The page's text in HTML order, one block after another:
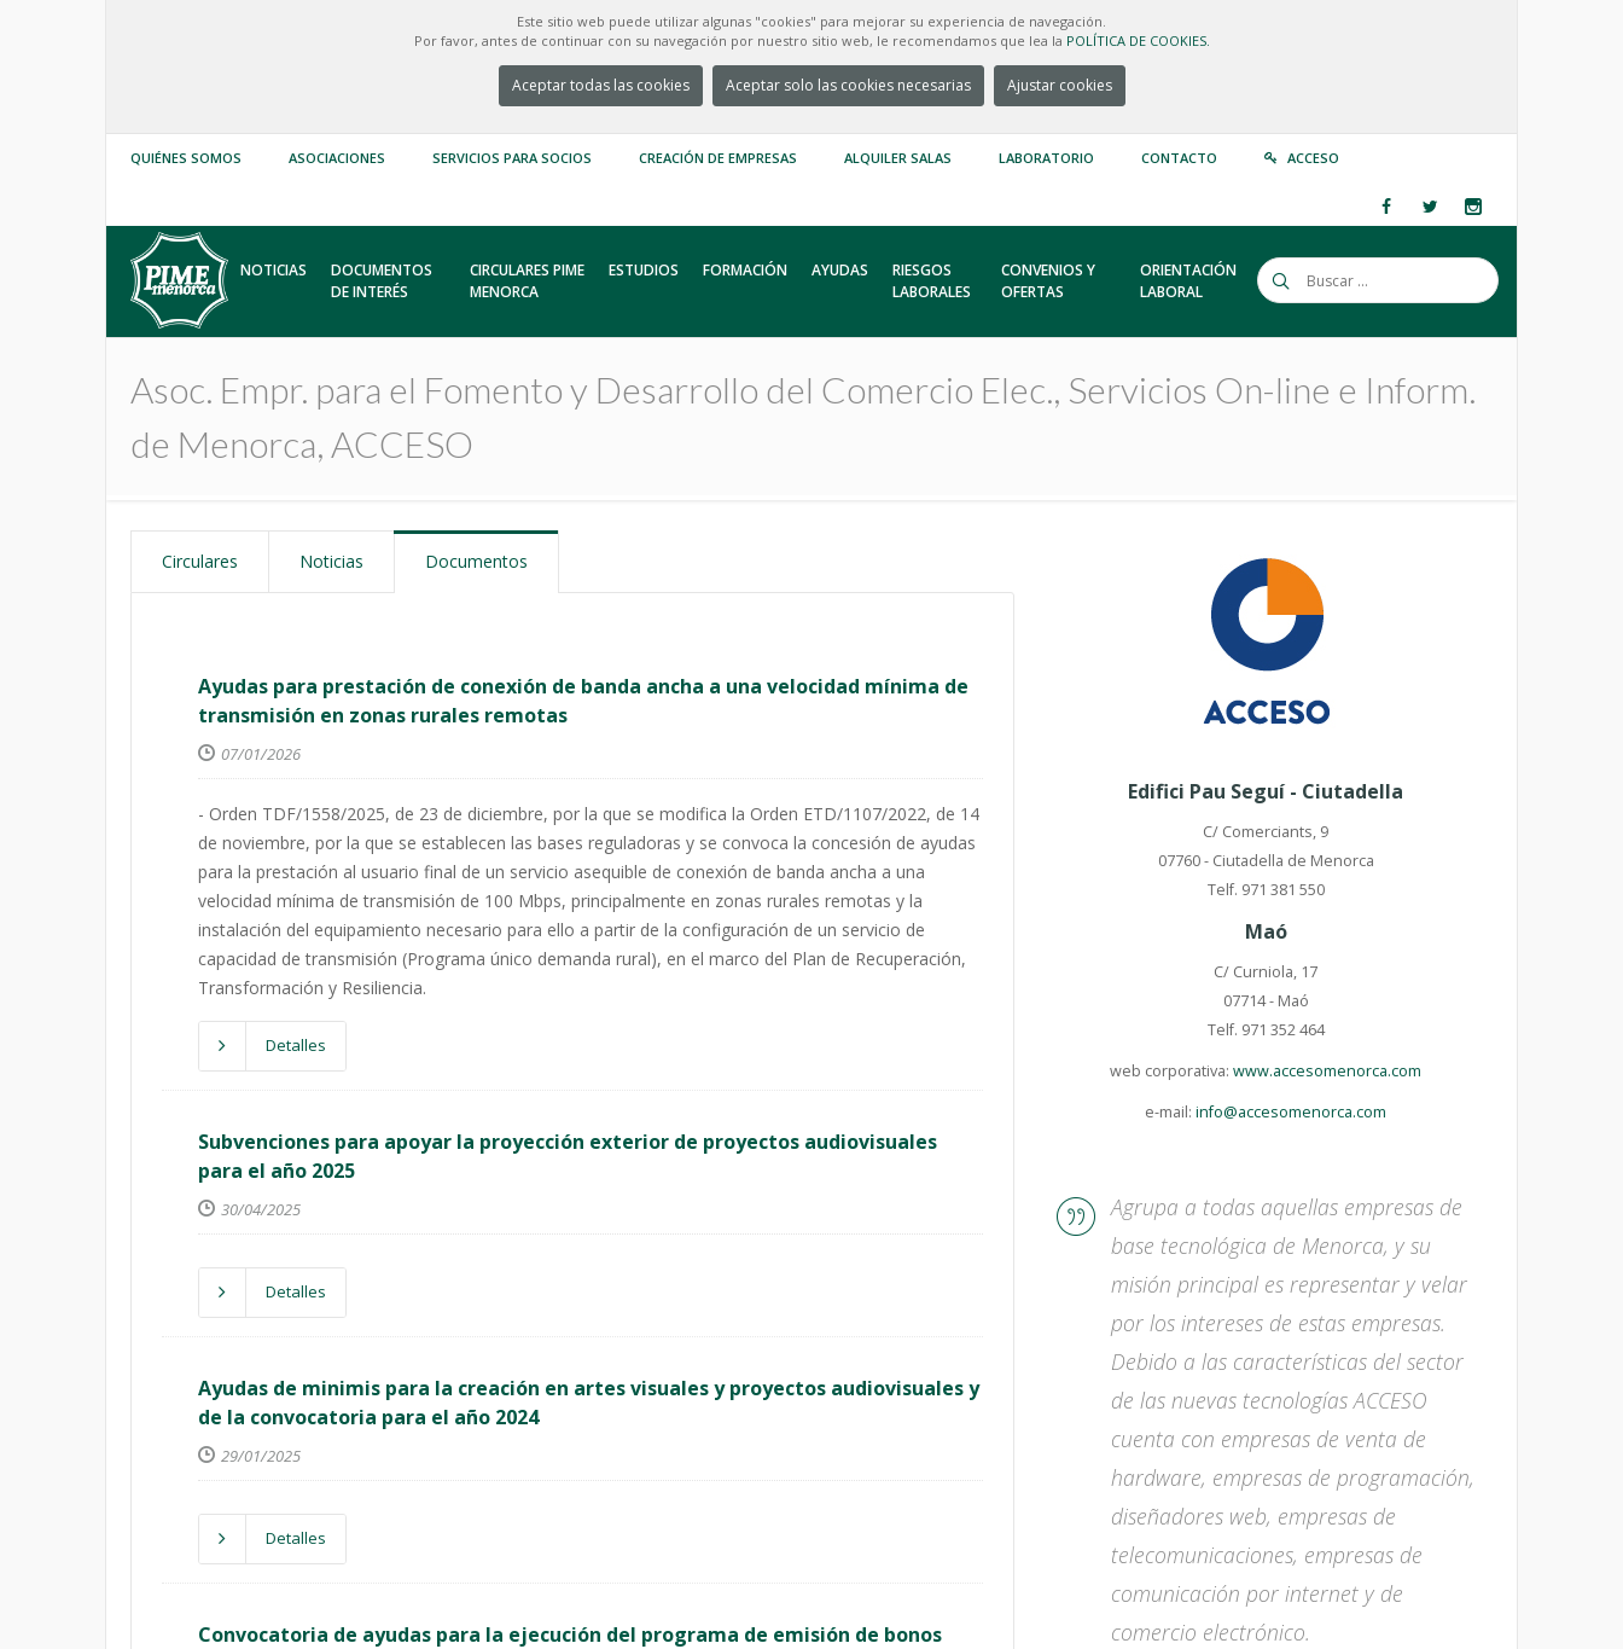
Este sitio web puede utilizar algunas "cookies" para mejorar su experiencia de navegación.
Por favor, antes de continuar con su navegación por nuestro sitio web, le recomendamos que lea la POLÍTICA DE COOKIES.
Aceptar todas las cookies Aceptar solo las cookies necesarias Ajustar cookies
QUIÉNES SOMOS ASOCIACIONES SERVICIOS PARA SOCIOS CREACIÓN DE EMPRESAS ALQUILER SALAS LABORATORIO CONTACTO ACCESO
NOTICIAS
DOCUMENTOS
DE INTERÉS
CIRCULARES PIME
MENORCA
ESTUDIOS FORMACIÓN AYUDAS
RIESGOS
LABORALES
CONVENIOS Y
OFERTAS
ORIENTACIÓN
LABORAL
Asoc. Empr. para el Fomento y Desarrollo del Comercio Elec., Servicios On-line e Inform.
de Menorca, ACCESO
Circulares Noticias Documentos
Ayudas para prestación de conexión de banda ancha a una velocidad mínima de
transmisión en zonas rurales remotas
07/01/2026
- Orden TDF/1558/2025, de 23 de diciembre, por la que se modifica la Orden ETD/1107/2022, de 14
de noviembre, por la que se establecen las bases reguladoras y se convoca la concesión de ayudas
para la prestación al usuario final de un servicio asequible de conexión de banda ancha a una
velocidad mínima de transmisión de 100 Mbps, principalmente en zonas rurales remotas y la
instalación del equipamiento necesario para ello a partir de la configuración de un servicio de
capacidad de transmisión (Programa único demanda rural), en el marco del Plan de Recuperación,
Transformación y Resiliencia.
Detalles
Subvenciones para apoyar la proyección exterior de proyectos audiovisuales
para el año 2025
30/04/2025
Detalles
Ayudas de minimis para la creación en artes visuales y proyectos audiovisuales y
de la convocatoria para el año 2024
29/01/2025
Detalles
Convocatoria de ayudas para la ejecución del programa de emisión de bonos
Edifici Pau Seguí - Ciutadella
C/ Comerciants, 9
07760 - Ciutadella de Menorca
Telf. 971 381 550
Maó
C/ Curniola, 17
07714 - Maó
Telf. 971 352 464
web corporativa: www.accesomenorca.com
e-mail: info@accesomenorca.com
Agrupa a todas aquellas empresas de
base tecnológica de Menorca, y su
misión principal es representar y velar
por los intereses de estas empresas.
Debido a las características del sector
de las nuevas tecnologías ACCESO
cuenta con empresas de venta de
hardware, empresas de programación,
diseñadores web, empresas de
telecomunicaciones, empresas de
comunicación por internet y de
comercio electrónico.